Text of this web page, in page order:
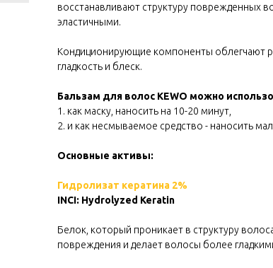
восстанавливают структуру поврежденных
эластичными.
Кондиционирующие компоненты облегчают
гладкость и блеск.
Бальзам для волос KEWO можно
1. как маску, наносить на 10-20 минут,
2. и как несмываемое средство - наносить
Основные активы:
Гидролизат кератина 2%
INCI: Hydrolyzed Keratin
Белок, который проникает в структуру
повреждения и делает волосы более